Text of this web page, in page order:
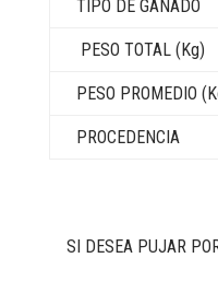
SI DESEA PUJAR